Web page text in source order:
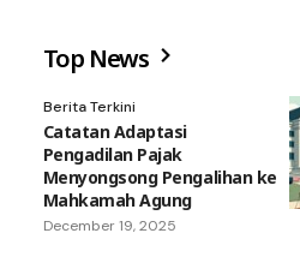
Top News
Berita Terkini
Catatan Adaptasi
Pengadilan Pajak
Menyongsong Pengalihan ke
Mahkamah Agung
December 19, 2025